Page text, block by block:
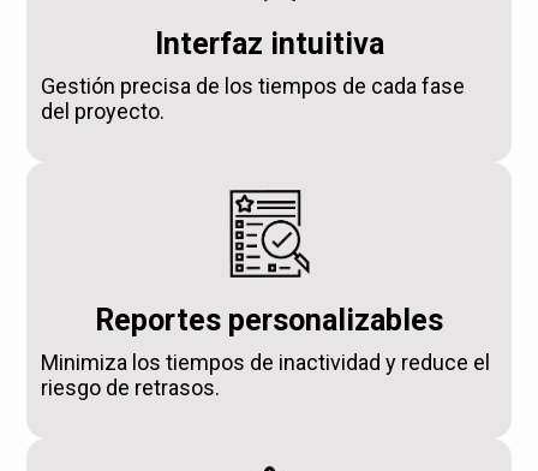
Interfaz intuitiva
Gestión precisa de los tiempos de cada fase
del proyecto.
Reportes personalizables
Minimiza los tiempos de inactividad y reduce el
riesgo de retrasos.